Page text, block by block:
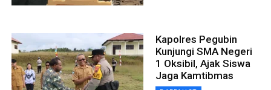
Kapolres Pegubin
Kunjungi SMA Negeri
1 Oksibil, Ajak Siswa
Jaga Kamtibmas